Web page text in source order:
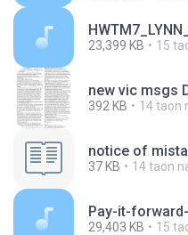
23,399 KB 15
new vic msgs
392 KB 14 taon
notice of
37 KB 14 taon
Pay-it-
29,403 KB 15